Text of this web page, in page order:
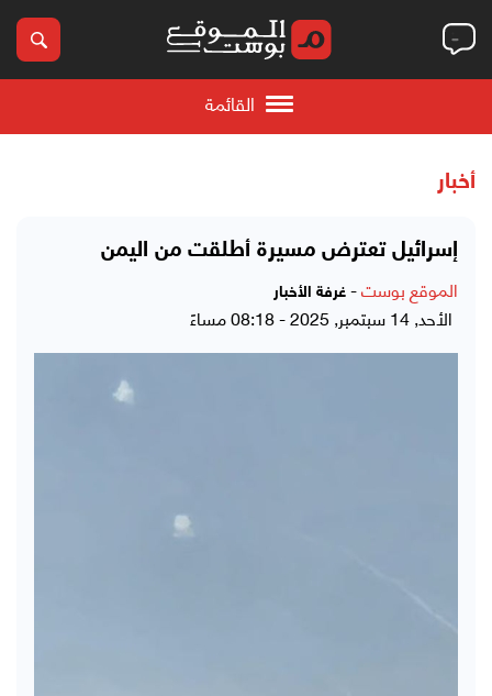
القائمة
أخبار
إسرائيل تعترض مسيرة أطلقت من اليمن
الموقع بوست- غرفة الأخبار
الأحد, 14 سبتمبر, 2025 - 08:18 مساءً